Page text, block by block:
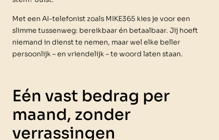
Met een AI-telefonist zoals MIKE365 kies je voor een
slimme tussenweg: bereikbaar én betaalbaar. Jij hoeft
niemand in dienst te nemen, maar wel elke beller
persoonlijk – en vriendelijk – te woord laten staan.
Eén vast bedrag per
maand, zonder
verrassingen